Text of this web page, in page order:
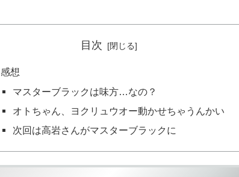
目次
感想
マスターブラックは味方…なの？
オトちゃん、ヨクリュウオー動かせちゃうんかい
次回は高岩さんがマスターブラックに